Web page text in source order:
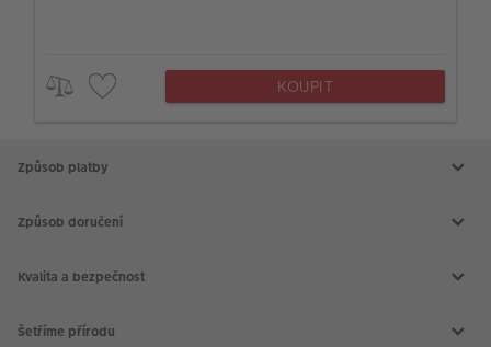
KOUPIT
Způsob platby
Způsob doručení
Kvalita a bezpečnost
Šetříme přírodu